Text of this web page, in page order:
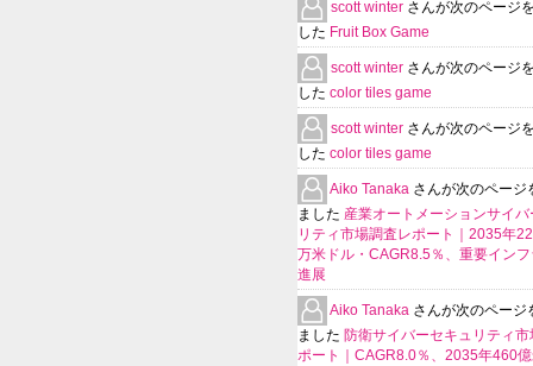
scott winter さんが次のページ
した Fruit Box Game
scott winter さんが次のページ
した color tiles game
scott winter さんが次のページ
した color tiles game
Aiko Tanaka さんが次のページ
ました 産業オートメーションサイ
リティ市場調査レポート｜2035年
万米ドル・CAGR8.5％、重要イン
進展
Aiko Tanaka さんが次のページ
ました 防衛サイバーセキュリティ
ポート｜CAGR8.0％、2035年460